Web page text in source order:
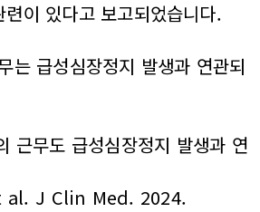
이 있다고 보고되었습니다.
는 급성심장정지 발생과 연관되
근무도 급성심장정지 발생과 연
al. J Clin Med. 2024.